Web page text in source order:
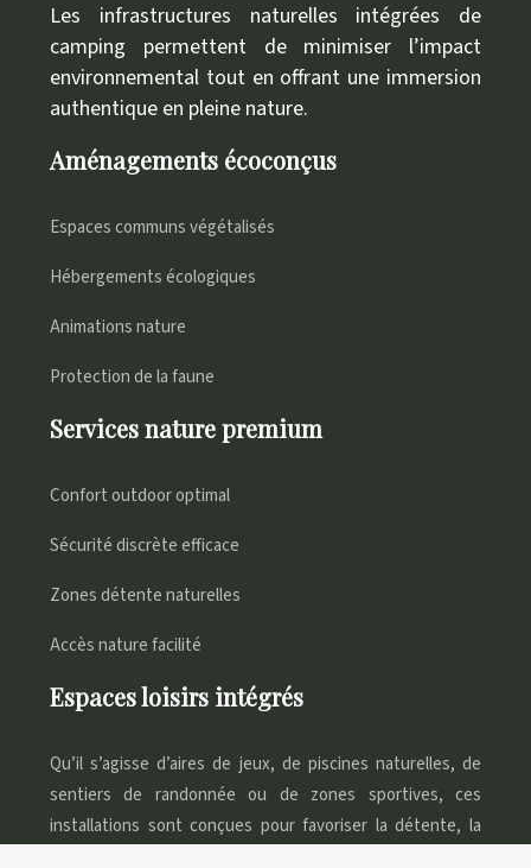
Les infrastructures naturelles intégrées de
camping permettent de minimiser l’impact
environnemental tout en offrant une immersion
authentique en pleine nature.
Aménagements écoconçus
Espaces communs végétalisés
Hébergements écologiques
Animations nature
Protection de la faune
Services nature premium
Confort outdoor optimal
Sécurité discrète efficace
Zones détente naturelles
Accès nature facilité
Espaces loisirs intégrés
Qu’il s’agisse d’aires de jeux, de piscines naturelles, de
sentiers de randonnée ou de zones sportives, ces
installations sont conçues pour favoriser la détente, la